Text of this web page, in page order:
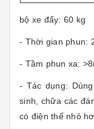
bộ xe đẩy: 60 kg
- Thời gian phun:
- Tầm phun xa:
- Tác dụng:
sinh, chữa các
có điện thế nhỏ